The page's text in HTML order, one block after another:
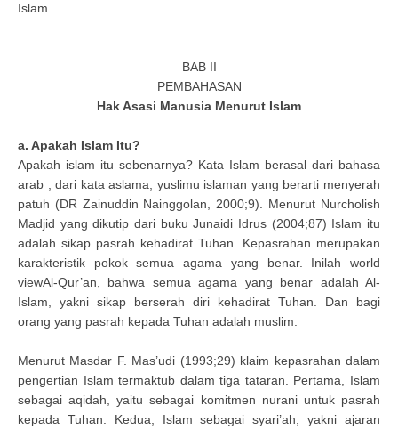
Islam.
BAB II
PEMBAHASAN
Hak Asasi Manusia Menurut Islam
a. Apakah Islam Itu?
Apakah islam itu sebenarnya? Kata Islam berasal dari bahasa
arab , dari kata aslama, yuslimu islaman yang berarti menyerah
patuh (DR Zainuddin Nainggolan, 2000;9). Menurut Nurcholish
Madjid yang dikutip dari buku Junaidi Idrus (2004;87) Islam itu
adalah sikap pasrah kehadirat Tuhan. Kepasrahan merupakan
karakteristik pokok semua agama yang benar. Inilah world
viewAl-Qur’an, bahwa semua agama yang benar adalah Al-
Islam, yakni sikap berserah diri kehadirat Tuhan. Dan bagi
orang yang pasrah kepada Tuhan adalah muslim.
Menurut Masdar F. Mas’udi (1993;29) klaim kepasrahan dalam
pengertian Islam termaktub dalam tiga tataran. Pertama, Islam
sebagai aqidah, yaitu sebagai komitmen nurani untuk pasrah
kepada Tuhan. Kedua, Islam sebagai syari’ah, yakni ajaran